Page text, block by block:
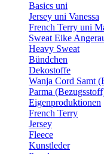
Basics uni
Jersey uni Vanessa
French Terry uni
Sweat Eike
Heavy Sweat
Bündchen
Dekostoffe
Wanja Cord Samt
Parma
Eigenproduktionen
French Terry
Jersey
Fleece
Kunstleder